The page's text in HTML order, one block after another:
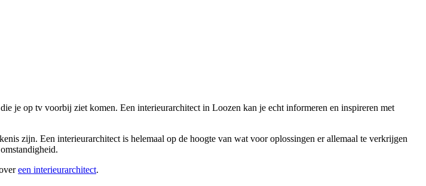
je op tv voorbij ziet komen. Een interieurarchitect in Loozen kan je echt informeren en inspireren met
zijn. Een interieurarchitect is helemaal op de hoogte van wat voor oplossingen er allemaal te verkrijgen
een interieurarchitect.